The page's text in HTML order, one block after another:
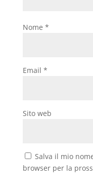
Nome *
Email *
Sito web
Salva il mio
browser per la